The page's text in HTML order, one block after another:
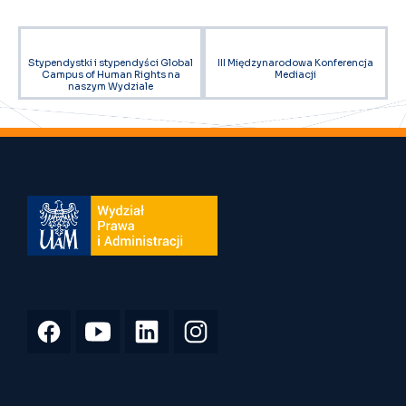
Stypendystki i stypendyści Global
Campus of Human Rights na
naszym Wydziale
III Międzynarodowa Konferencja
Mediacji